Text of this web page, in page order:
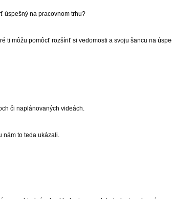
úspešný na pracovnom trhu?
ti môžu pomôcť rozšíriť si vedomosti a svoju šancu na
či naplánovaných videách.
nám to teda ukázali.